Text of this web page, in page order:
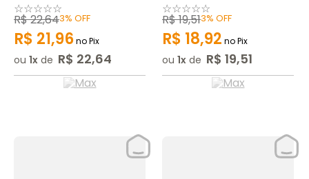
☆☆☆☆☆
R$22,643% OFF
R$ 21,96no Pix
ou 1 de R$ 22,64
☆☆☆☆☆
R$19,513% OFF
R$ 18,92 no Pix
ou 1 de R$ 19,51